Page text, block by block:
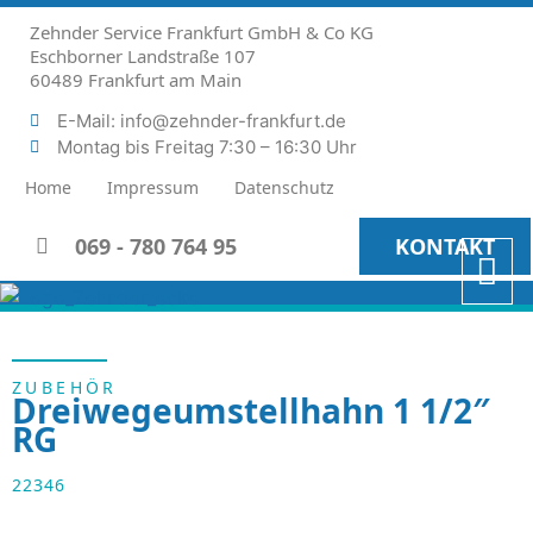
Zehnder Service Frankfurt GmbH & Co KG
Eschborner Landstraße 107
60489 Frankfurt am Main
E-Mail: info@zehnder-frankfurt.de
Montag bis Freitag 7:30 – 16:30 Uhr
Home
Impressum Datenschutz
069 - 780 764 95 KONTAKT
ZUBEHÖR
Dreiwegeumstellhahn 1 1/2″
RG
22346